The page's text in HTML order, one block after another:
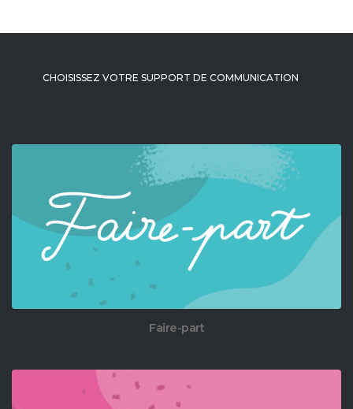
CHOISISSEZ VOTRE SUPPORT DE COMMUNICATION
Faire-part